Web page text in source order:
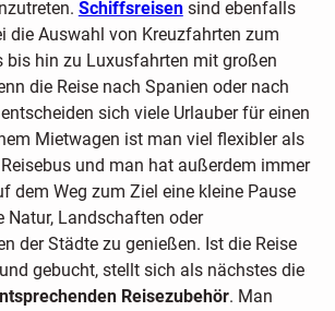
Schiffsreisen sind ebenfalls
die Auswahl von Kreuzfahrten zum
bis hin zu Luxusfahrten mit großen
die Reise nach Spanien oder nach
sich viele Urlauber für einen
Mietwagen ist man viel flexibler als
und man hat außerdem immer
dem Weg zum Ziel eine kleine Pause
Natur, Landschaften oder
der Städte zu genießen. Ist die Reise
gebucht, stellt sich als nächstes die
Reisezubehör. Man